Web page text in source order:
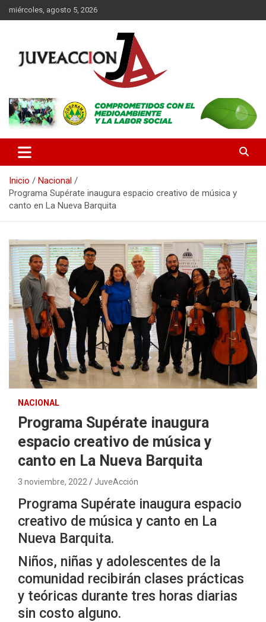
Saltar
al
miércoles, agosto 5, 2026
JuveAcción
la finalidad de difundir información que contribuya al desarrollo
integral de nuestros lectores.
Inicio
Nacional
Programa Supérate inaugura espacio creativo de música y
canto en La Nueva Barquita
NACIONAL
Programa Supérate inaugura
espacio creativo de música y
canto en La Nueva Barquita
3 noviembre, 2022 JuveAcción
Programa Supérate inaugura espacio
creativo de música y canto en La
Nueva Barquita.
Niños, niñas y adolescentes de la
comunidad recibirán clases prácticas
y teóricas durante tres horas diarias
sin costo alguno.